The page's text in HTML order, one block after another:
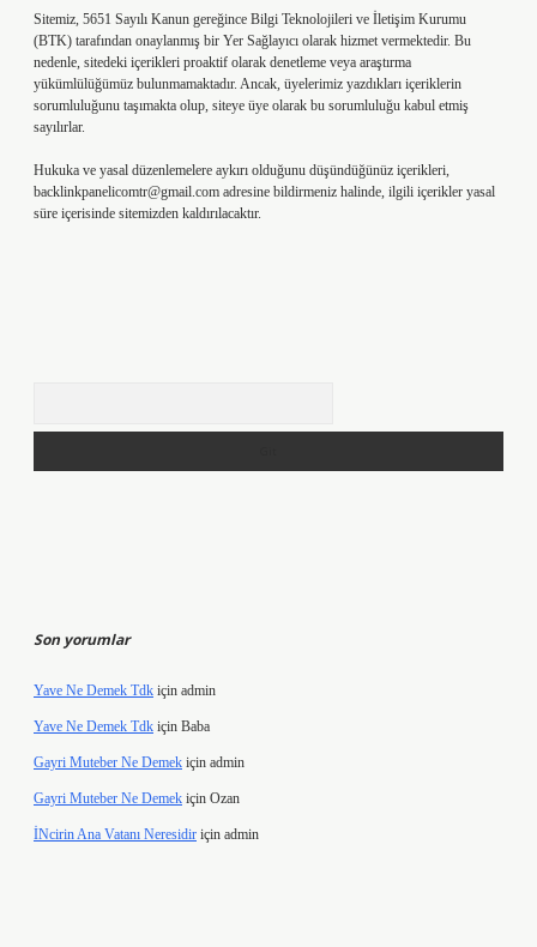
Sitemiz, 5651 Sayılı Kanun gereğince Bilgi Teknolojileri ve İletişim Kurumu
(BTK) tarafından onaylanmış bir Yer Sağlayıcı olarak hizmet vermektedir. Bu
nedenle, sitedeki içerikleri proaktif olarak denetleme veya araştırma
yükümlülüğümüz bulunmamaktadır. Ancak, üyelerimiz yazdıkları içeriklerin
sorumluluğunu taşımakta olup, siteye üye olarak bu sorumluluğu kabul etmiş
sayılırlar.
Hukuka ve yasal düzenlemelere aykırı olduğunu düşündüğünüz içerikleri,
backlinkpanelicomtr@gmail.com adresine bildirmeniz halinde, ilgili içerikler yasal
süre içerisinde sitemizden kaldırılacaktır.
Son yorumlar
Yave Ne Demek Tdk için admin
Yave Ne Demek Tdk için Baba
Gayri Muteber Ne Demek için admin
Gayri Muteber Ne Demek için Ozan
İNcirin Ana Vatanı Neresidir için admin